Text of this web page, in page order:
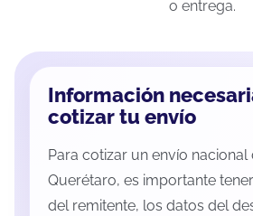
o entrega.
Información
cotizar tu envío
Para cotizar un envío nacional
Querétaro, es importante
del remitente, los datos del